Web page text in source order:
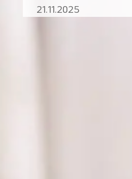
21.11.2025